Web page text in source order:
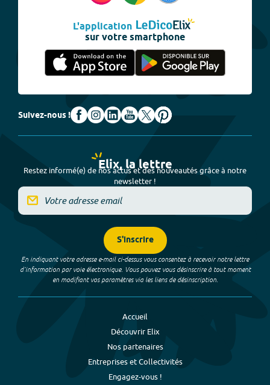
L'application
sur votre smartphone
Suivez-nous !
Elix, la lettre
Restez informé(e) de nos actus et des nouveautés grâce à notre
newsletter !
S'inscrire
En indiquant votre adresse e-mail ci-dessus vous consentez à recevoir notre lettre
d’information par voie électronique. Vous pouvez vous désinscrire à tout moment
en modifiant vos paramètres via les liens de désinscription.
Accueil
Découvrir Elix
Nos partenaires
Entreprises et Collectivités
Engagez-vous !